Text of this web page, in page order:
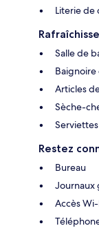
Literie de
Salle de
Articles
Sèche-
Serviettes
Restez
Bureau
Journaux
Accès